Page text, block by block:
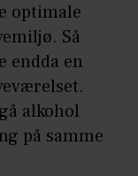
optimale
Så
endda en
alkohol
på samme